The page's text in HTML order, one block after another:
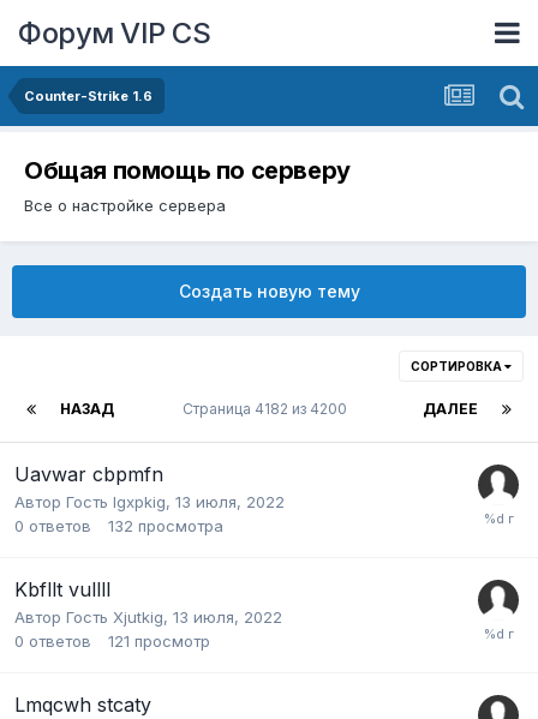
Форум VIP CS
Counter-Strike 1.6
Общая помощь по серверу
Все о настройке сервера
Создать новую тему
СОРТИРОВКА
НАЗАД ДАЛЕЕ
Страница 4182 из 4200
Uavwar cbpmfn
Автор Гость Igxpkig, 13 июля, 2022
0 ответов 132 просмотра
Kbfllt vullll
Автор Гость Xjutkig, 13 июля, 2022
0 ответов 121 просмотр
Lmqcwh stcaty